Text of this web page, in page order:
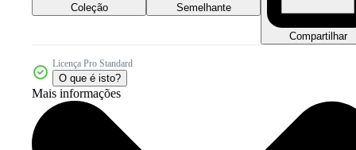
Coleção Semelhante
Compartilhar
Licença Pro Standard
O que é isto?
Mais informações